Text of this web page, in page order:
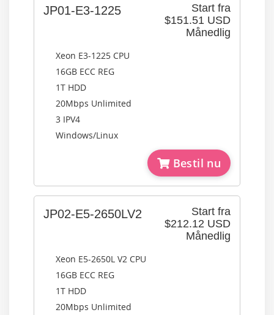
Start fra
$151.51 USD
Månedlig
JP01-E3-1225
Xeon E3-1225 CPU
16GB ECC REG
1T HDD
20Mbps Unlimited
3 IPV4
Windows/Linux
Bestil nu
Start fra
$212.12 USD
Månedlig
JP02-E5-2650LV2
Xeon E5-2650L V2 CPU
16GB ECC REG
1T HDD
20Mbps Unlimited